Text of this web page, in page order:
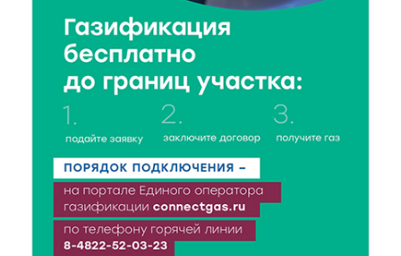
День арбуза отметили ребята в Андреапольском
Доме культуры
7 Авг 2026 17:02 274
Названы первые победители программы «Земский
работник культуры» в Тверской области
7 Авг 2026 16:32 467
Без прав и лицензий: итоги проверки таксистов в
Твери